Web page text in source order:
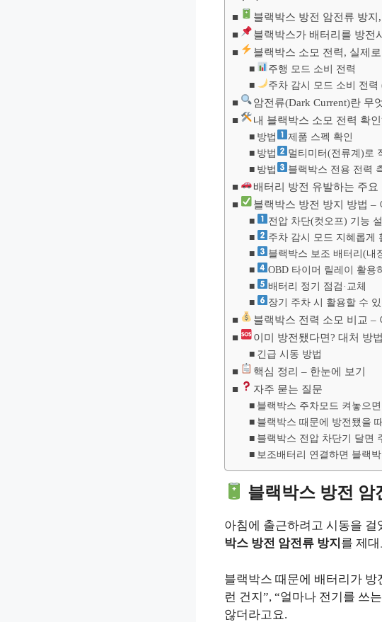
블랙박스 방전 암전류 방
블랙박스가 배터리를 방전
블랙박스 소모 전력, 실제
주행 모드 소비 전력
주차 감시 모드 소비 전력
암전류(Dark Current)란 무
내 블랙박스 소모 전력 확
방법
제품 스펙 확인
방법
멀티미터(전류계)로
방법
블랙박스 전용 전력
배터리 방전 유발하는 주요
블랙박스 방전 방지 방법 –
전압 차단(컷오프) 기능 설
주차 감시 모드 지혜롭게
블랙박스 보조 배터리(내
OBD 타이머 릴레이 활용
배터리 정기 점검·교체
장기 주차 시 활용할 수
블랙박스 전력 소모 비교 –
이미 방전됐다면? 대처 방법
긴급 시동 방법
핵심 정리 – 한눈에 보기
자주 묻는 질문
블랙박스 주차모드 켜놓으
블랙박스 때문에 방전됐을
블랙박스 전압 차단기 달면
보조배터리 연결하면 블랙
블랙박스 방전 암
아침에 출근하려고 시동을
박스 방전 암전류 방지 를 제
블랙박스 때문에 배터리가 방
런 건지”, “얼마나 전기를 쓰
않더라고요.